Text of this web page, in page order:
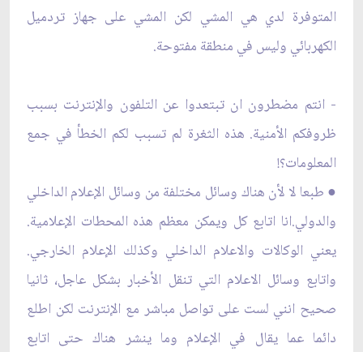
المتوفرة لدي هي المشي لكن المشي على جهاز تردميل
الكهربائي وليس في منطقة مفتوحة.
- انتم مضطرون ان تبتعدوا عن التلفون والإنترنت بسبب
ظروفكم الأمنية. هذه الثغرة لم تسبب لكم الخطأ في جمع
المعلومات؟!
● طبعا لا لأن هناك وسائل مختلفة من وسائل الإعلام الداخلي
والدولي.انا اتابع كل ويمكن معظم هذه المحطات الإعلامية.
يعني الوكالات والاعلام الداخلي وكذلك الإعلام الخارجي.
واتابع وسائل الاعلام التي تنقل الأخبار بشكل عاجل، ثانيا
صحيح انني لست على تواصل مباشر مع الإنترنت لكن اطلع
دائما عما يقال في الإعلام وما ينشر هناك حتى اتابع